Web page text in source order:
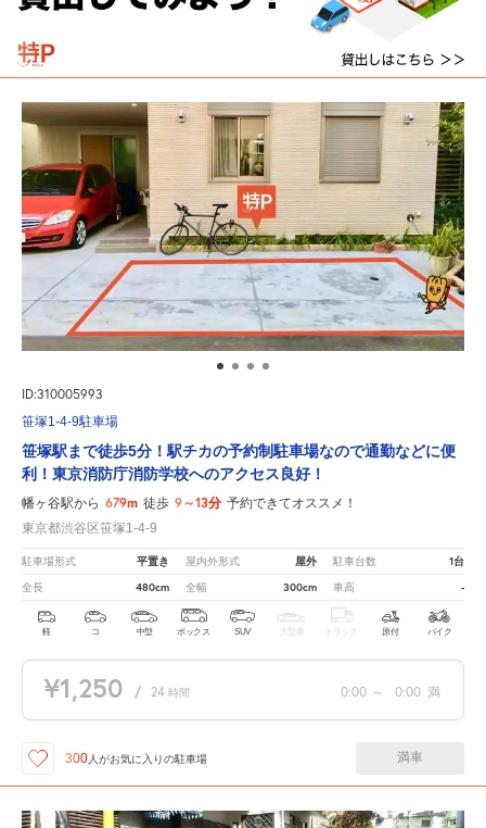
ID:310005993
笹塚1-4-9駐車場
笹塚駅まで徒歩5分！駅チカの予約制駐車場なので通勤などに便
利！東京消防庁消防学校へのアクセス良好！
幡ヶ谷駅から 679m 徒歩 9～13分 予約できてオススメ！
東京都渋谷区笹塚1-4-9
駐車場形式 平置き 屋内外形式 屋外 駐車台数 1台
全長 480cm 全幅 300cm 車高 -
軽 コ 中型 ボックス SUV 大型車 トラック 原付 バイク
¥1,250 / 24 時間 0:00 ～ 0:00 満
300 人がお気に入りの駐車場 満車